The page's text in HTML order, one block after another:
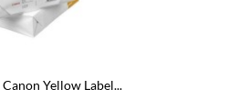
Yellow Label...